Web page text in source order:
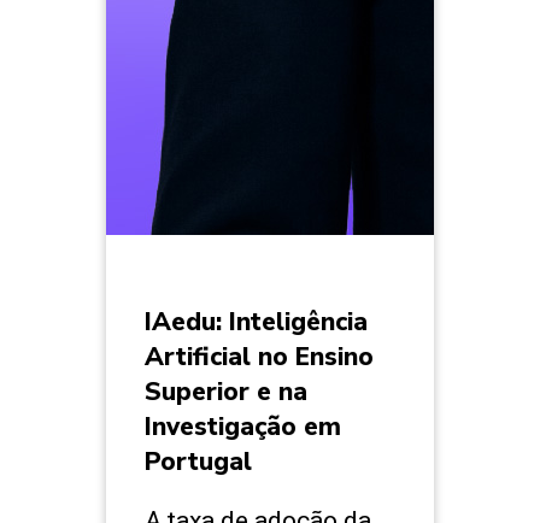
IAedu: Inteligência
Artificial no Ensino
Superior e na
Investigação em
Portugal